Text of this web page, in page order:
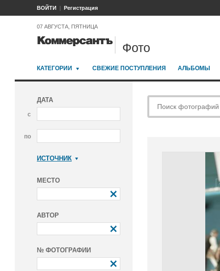
ВОЙТИ Регистрация
07 АВГУСТА, ПЯТНИЦА
Фото
КАТЕГОРИИ СВЕЖИЕ ПОСТУПЛЕНИЯ АЛЬБОМЫ
ДАТА
с
по
ИСТОЧНИК
МЕСТО
АВТОР
№ ФОТОГРАФИИ